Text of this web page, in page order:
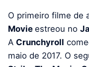
O primeiro filme de
Movie estreou no
A Crunchyroll
maio de 2017. O